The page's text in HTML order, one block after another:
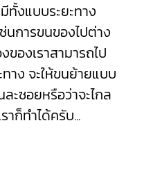
งแบบระยะทาง
นการขนของไปต่าง
องเราสามารถไป
าง จะให้ขนย้ายแบบ
ะซอยหรือว่าจะไกล
าก็ทำได้ครับ...